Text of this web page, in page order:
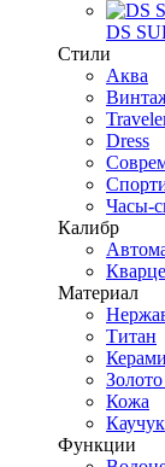
DS
Стили
Аква
Dress
Часы-
Калибр
Материал
Титан
Кожа
Каучук
Функции